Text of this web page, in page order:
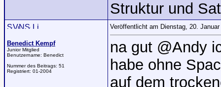
Struktur und
Benedict Kempf
Junior Mitglied
Benutzername: Benedict
Nummer des Beitrags: 51
Registriert: 01-2004
Veröffentlicht am Dienstag, 20.
na gut @Andy
habe ohne
auf dem